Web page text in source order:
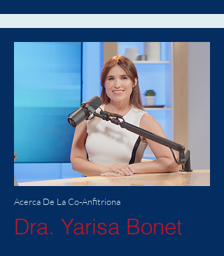
Acerca De La Co-Anfitriona
Dra. Yarisa Bonet